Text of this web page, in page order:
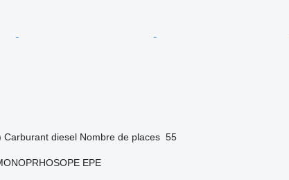
Carburant diesel Nombre de places 55
EPE